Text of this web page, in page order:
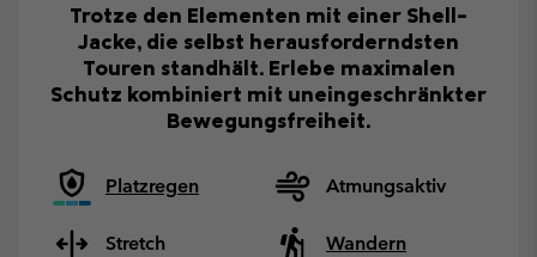
Trotze den Elementen mit einer Shell-
Jacke, die selbst herausforderndsten
Touren standhält. Erlebe maximalen
Schutz kombiniert mit uneingeschränkter
Bewegungsfreiheit.
Platzregen Atmungsaktiv
Stretch Wandern